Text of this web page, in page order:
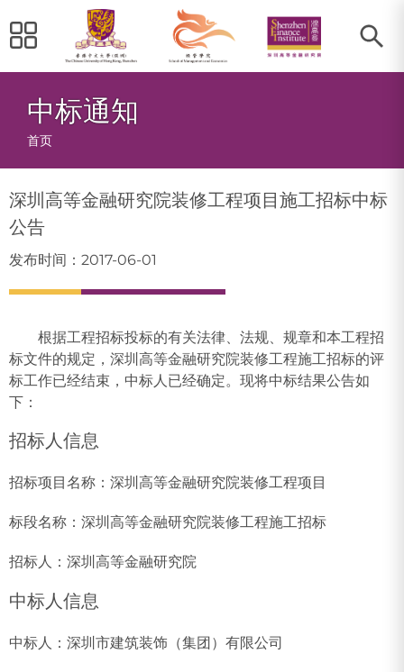
中标通知
面
包
屑
首页
深圳高等金融研究院装修工程项目施工招标中标
公告
发布时间：2017-06-01
根据工程招标投标的有关法律、法规、规章和本工程招
标文件的规定，深圳高等金融研究院装修工程施工招标的评
标工作已经结束，中标人已经确定。现将中标结果公告如
下：
招标人信息
招标项目名称：深圳高等金融研究院装修工程项目
标段名称：深圳高等金融研究院装修工程施工招标
招标人：深圳高等金融研究院
中标人信息
中标人：深圳市建筑装饰（集团）有限公司